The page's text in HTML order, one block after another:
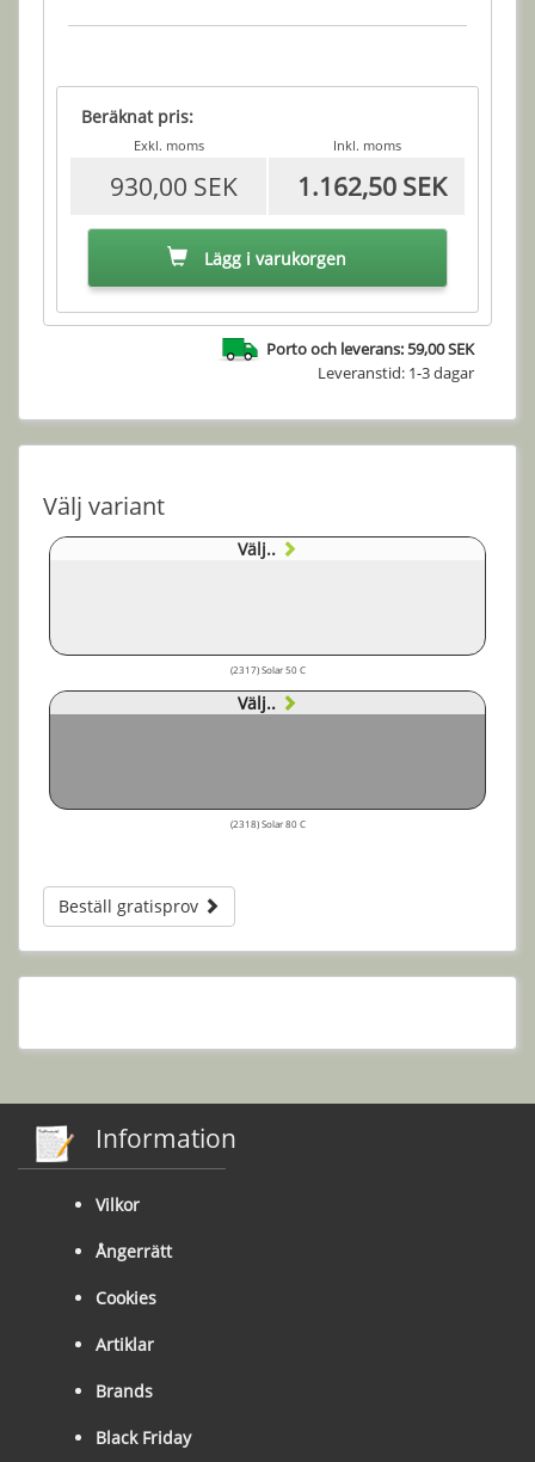
Beräknat pris:
Exkl. moms Inkl. moms
930,00 SEK 1.162,50 SEK
Lägg i varukorgen
Porto och leverans: 59,00 SEK
Leveranstid: 1-3 dagar
Välj variant
Välj..
(2317) Solar 50 C
Välj..
(2318) Solar 80 C
Beställ gratisprov
Information
Vilkor
Ångerrätt
Cookies
Artiklar
Brands
Black Friday